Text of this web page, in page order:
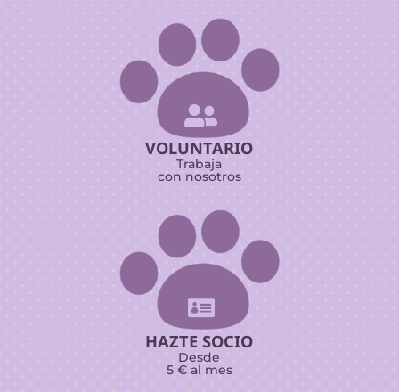

VOLUNTARIO
Trabaja
con nosotros

HAZTE SOCIO
Desde
5 € al mes